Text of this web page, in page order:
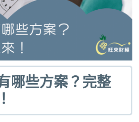
哪些方案？完整